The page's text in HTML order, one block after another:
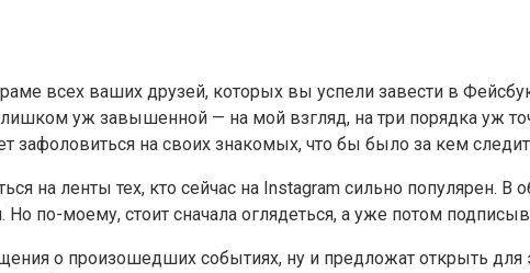
всех ваших друзей, которых вы успели завести в
уж завышенной — на мой взгляд, на три порядка уж
зафоловиться на своих знакомых, что бы было за кем
на ленты тех, кто сейчас на Instagram сильно популярен.
по-моему, стоит сначала оглядеться, а уже потом
о произошедших событиях, ну и предложат открыть для